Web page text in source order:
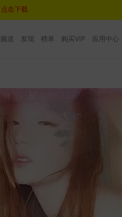
点击下载
频道 发现 榜单 购买VIP 应用中心